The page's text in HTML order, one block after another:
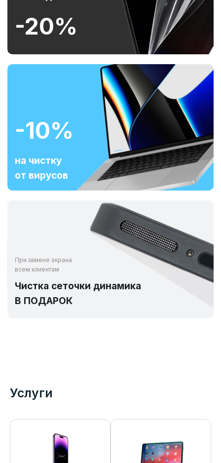
-20%
-10%
на чистку
от вирусов
При замене экрана
всем клиентам
Чистка сеточки динамика
В ПОДАРОК
Услуги